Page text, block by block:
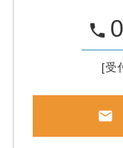
phone
[受
mail